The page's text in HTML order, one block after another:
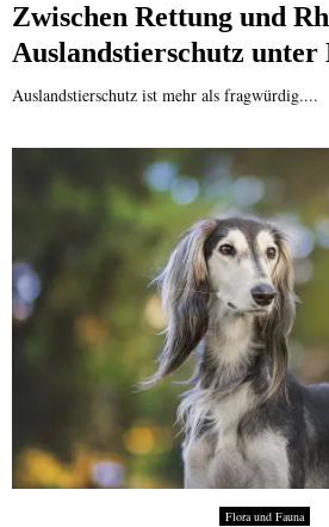
Zwischen Rettung und
Auslandstierschutz
Auslandstierschutz ist mehr als fragwürdig....
Flora und Fauna